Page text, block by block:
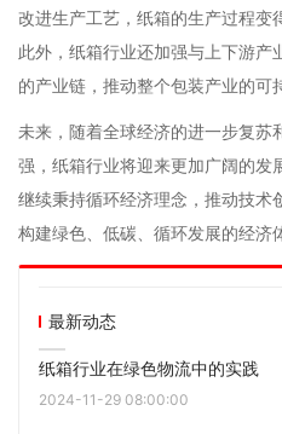
改进生产工艺，纸箱的生产过程变
此外，纸箱行业还加强与上下游产
的产业链，推动整个包装产业的可
未来，随着全球经济的进一步复苏
强，纸箱行业将迎来更加广阔的发
继续秉持循环经济理念，推动技术
构建绿色、低碳、循环发展的经济
最新动态
纸箱行业在绿色物流中的实践
2024-11-29 08:00:00